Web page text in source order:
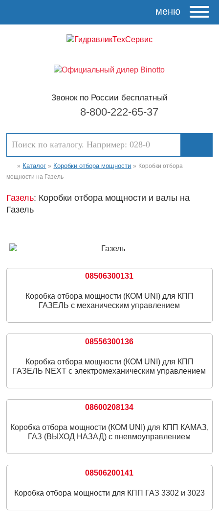
меню
Звонок по России бесплатный
8-800-222-65-37
» Каталог » Коробки отбора мощности » Коробки отбора
мощности на Газель
Газель: Коробки отбора мощности и валы на
Газель
08506300131
Коробка отбора мощности (КОМ UNI) для КПП
ГАЗЕЛЬ с механическим управлением
08556300136
Коробка отбора мощности (КОМ UNI) для КПП
ГАЗЕЛЬ NEXT с электромеханическим управлением
08600208134
Коробка отбора мощности (КОМ UNI) для КПП КАМАЗ,
ГАЗ (ВЫХОД НАЗАД) с пневмоуправлением
08506200141
Коробка отбора мощности для КПП ГАЗ 3302 и 3023